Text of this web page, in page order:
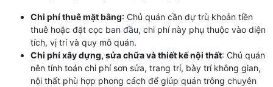
Chi phí thuê mặt bằng: Chủ quán cần dự trù khoản tiền
thuê hoặc đặt cọc ban đầu, chi phí này phụ thuộc vào diện
tích, vị trí và quy mô quán.
Chi phí xây dựng, sửa chữa và thiết kế nội thất: Chủ quán
nên tính toán chi phí sơn sửa, trang trí, bày trí không gian,
nội thất phù hợp phong cách để giúp quán trông chuyên